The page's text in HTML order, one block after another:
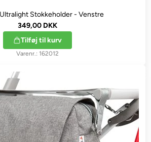
Stokkeholder - Venstre
349,00 DKK
Tilføj til kurv
162012